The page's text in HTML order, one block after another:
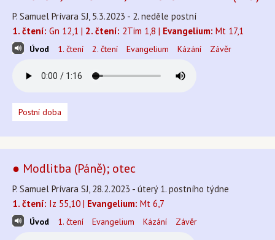
P. Samuel Prívara SJ, 5.3.2023 - 2. neděle postní
1. čtení: Gn 12,1 | 2. čtení: 2Tim 1,8 | Evangelium: Mt 17,1
Úvod 1. čtení 2. čtení Evangelium Kázání Závěr
Postní doba
● Modlitba (Páně); otec
P. Samuel Prívara SJ, 28.2.2023 - úterý 1. postního týdne
1. čtení: Iz 55,10 | Evangelium: Mt 6,7
Úvod 1. čtení Evangelium Kázání Závěr